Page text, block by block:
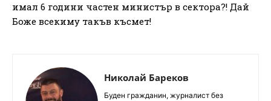
имал 6 години частен министър в сектора?! Дай
Боже всекиму такъв късмет!
Николай Бареков
Буден гражданин, журналист без